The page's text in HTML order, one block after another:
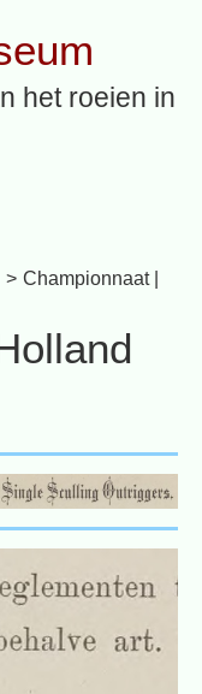
het roeien in
> Championnaat |